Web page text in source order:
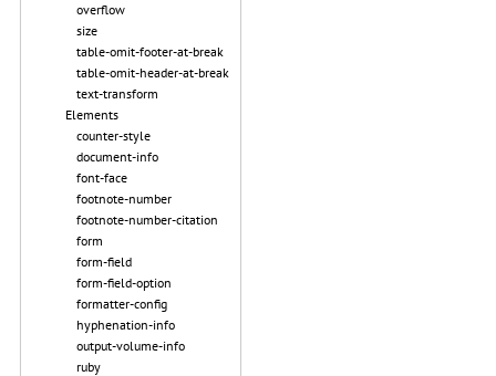
overflow
size
table-omit-footer-at-break
table-omit-header-at-break
text-transform
Elements
counter-style
document-info
font-face
footnote-number
footnote-number-citation
form
form-field
form-field-option
formatter-config
hyphenation-info
output-volume-info
ruby